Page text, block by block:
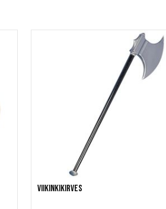
Viikinkikirves